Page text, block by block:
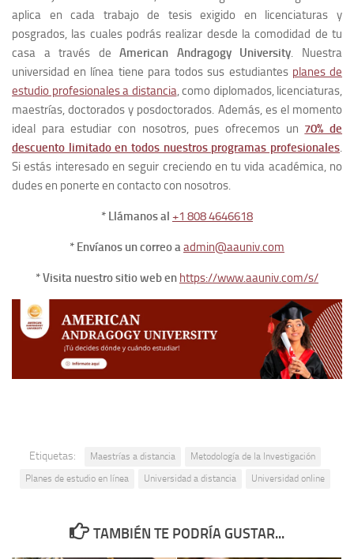
aplica en cada trabajo de tesis exigido en licenciaturas y
posgrados, las cuales podrás realizar desde la comodidad de tu
casa a través deAmerican Andragogy University . Nuestra
universidad en línea tiene para todos sus estudiantes planes de
estudio profesionales a distancia , como diplomados, licenciaturas,
maestrías, doctorados y posdoctorados. Además, es el momento
ideal para estudiar con nosotros, pues ofrecemos un 70% de
descuento limitado en todos nuestros programas profesionales
Si estás interesado en seguir creciendo en tu vida académica, no
dudes en ponerte en contacto con nosotros.
* Llámanos al +1 808 4646618
* Envíanos un correo a admin@aauniv.com
* Visita nuestro sitio web en https://www.aauniv.com/s/
Etiquetas: Maestrías a distancia
Metodología de la Investigación
Planes de estudio en línea
Universidad a distancia Universidad online
TAMBIÉN TE PODRÍA GUSTAR...